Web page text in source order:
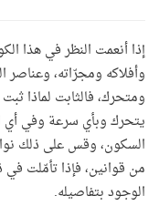
إذا أنعمت النظر في هذا
وأفلاكه ومجرّاته، وعناصر
ومتحرك، فالثابت لماذا
يتحرك وبأي سرعة وفي
السكون، وقس على ذلك
من قوانين، فإذا تأمّلت
الوجود بتفاصيله.